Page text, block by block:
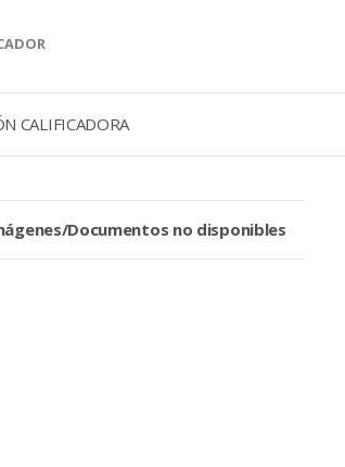
CALIFICADORA
Documentos no disponibles